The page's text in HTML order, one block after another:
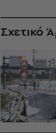
Σχετικό